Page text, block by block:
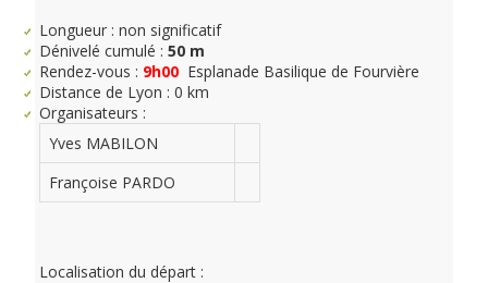
Longueur : non significatif
Dénivelé cumulé :50 m
Rendez-vous : 9h00 Esplanade Basilique de Fourvière
Distance de Lyon : 0 km
Organisateurs :
Yves MABILON
Françoise PARDO
Localisation du départ :